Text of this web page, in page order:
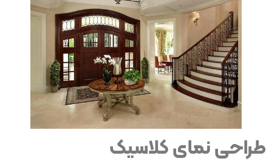
طراحی نمای کلاسیک